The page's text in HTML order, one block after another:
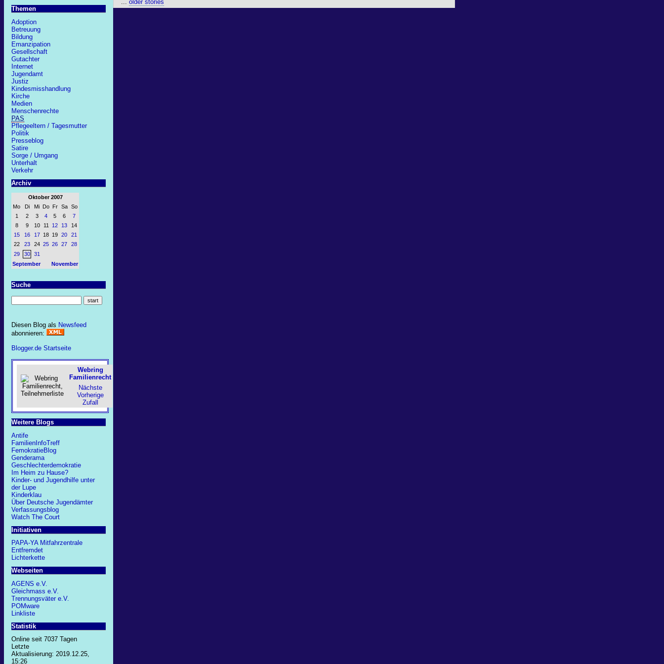
Themen
Adoption
Betreuung
Bildung
Emanzipation
Gesellschaft
Gutachter
Internet
Jugendamt
Justiz
Kindesmisshandlung
Kirche
Medien
Menschenrechte
PAS
Pflegeeltern / Tagesmutter
Politik
Presseblog
Satire
Sorge / Umgang
Unterhalt
Verkehr
Archiv
Oktober 2007
Mo
Di Mi Do Fr Sa
So
1
2 3 4 5 6
7
8
9 10 11 12 13
14
15
16 17 18 19 20
21
22
23 24 25 26 27
28
29
30
31
September
November
Suche
Diesen Blog als Newsfeed
abonnieren:
Blogger.de Startseite
Webring
Familienrecht
Nächste
Vorherige
Zufall
Weitere Blogs
Antife
FamilienInfoTreff
FemokratieBlog
Genderama
Geschlechterdemokratie
Im Heim zu Hause?
Kinder- und Jugendhilfe unter
der Lupe
Kinderklau
Über Deutsche Jugendämter
Verfassungsblog
Watch The Court
Initiativen
PAPA-YA Mitfahrzentrale
Entfremdet
Lichterkette
Webseiten
AGENS e.V.
Gleichmass e.V.
Trennungsväter e.V.
POMware
Linkliste
Statistik
Online seit 7037 Tagen
Letzte
Aktualisierung: 2019.12.25,
15:26
... older stories